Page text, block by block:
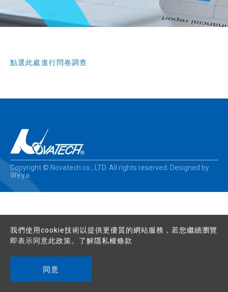
點選此處進行問卷調查
Copyright © Novatech co., LTD. All rights reserved. Designed by
Weya
我們使用cookie技術以提供更優質的網站服務，若您繼續瀏覽
即表示同意此政策。了解隱私權條款
同意